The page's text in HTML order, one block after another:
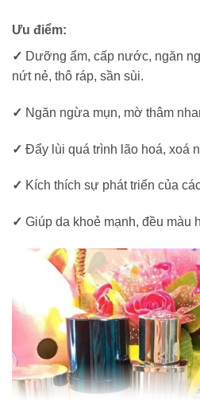
Ưu điểm:
✓ Dưỡng ẩm, cấp nước, ngăn
nứt nẻ, thô ráp, sần sùi.
✓ Ngăn ngừa mụn, mờ thâm
✓ Đẩy lùi quá trình lão hoá, xoá
✓ Kích thích sự phát triển của
✓ Giúp da khoẻ mạnh, đều màu